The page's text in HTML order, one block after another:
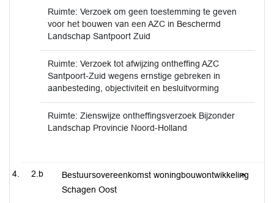
Ruimte: Verzoek om geen toestemming te geven
voor het bouwen van een AZC in Beschermd
Landschap Santpoort Zuid
Ruimte: Verzoek tot afwijzing ontheffing AZC
Santpoort-Zuid wegens ernstige gebreken in
aanbesteding, objectiviteit en besluitvorming
Ruimte: Zienswijze ontheffingsverzoek Bijzonder
Landschap Provincie Noord-Holland
2.b
Bestuursovereenkomst woningbouwontwikkeling
Schagen Oost